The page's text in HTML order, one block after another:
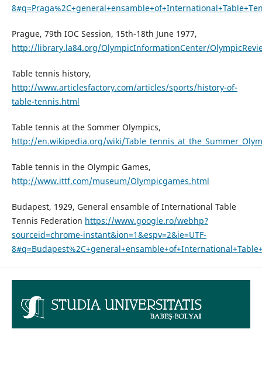
Prague, 79th IOC Session, 15th-18th June 1977,
http://library.la84.org/OlympicInformationCenter/
Table tennis history,
http://www.articlesfactory.com/articles/sports/history-of-
table-tennis.html
Table tennis at the Sommer Olympics,
http://en.wikipedia.org/wiki/
Table tennis in the Olympic Games,
http://www.ittf.com/museum/Olympicgames.html
Budapest, 1929, General ensamble of International Table
Tennis Federation https://www.google.ro/webhp?
sourceid=chrome-instant&ion=1&espv=2&ie=UTF-